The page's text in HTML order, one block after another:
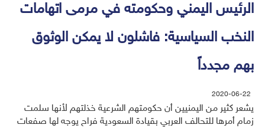
الرئيس اليمني وحكومته في مرمى اتهامات
النخب السياسية: فاشلون لا يمكن الوثوق
بهم مجدداً
2020-06-22
يشعر كثير من اليمنيين أن حكومتهم الشرعية خذلتهم لأنها سلمت
زمام أمرها للتحالف العربي بقيادة السعودية فراح يوجه لها صفعات